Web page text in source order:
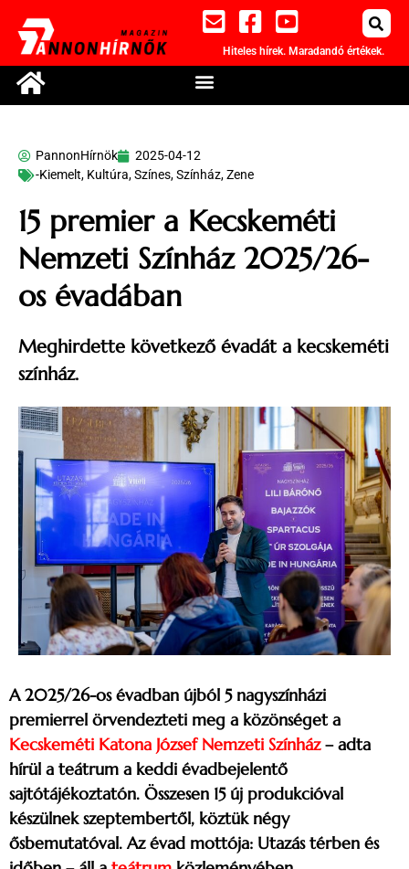
Hiteles hírek. Maradandó értékek.
PannonHírnök
2025-04-12
-Kiemelt, Kultúra,Színes,Színház,Zene
15 premier a Kecskeméti
Nemzeti Színház 2025/26-
os évadában
Meghirdette következő évadát a kecskeméti
színház.
A 2025/26-os évadban újból 5 nagyszínházi
premierrel örvendezteti meg a közönséget a
Kecskeméti Katona József Nemzeti Színház– adta
hírül a teátrum a keddi évadbejelentő
sajtótájékoztatón. Összesen 15 új produkcióval
készülnek szeptembertől, köztük négy
ősbemutatóval. Az évad mottója: Utazás térben és